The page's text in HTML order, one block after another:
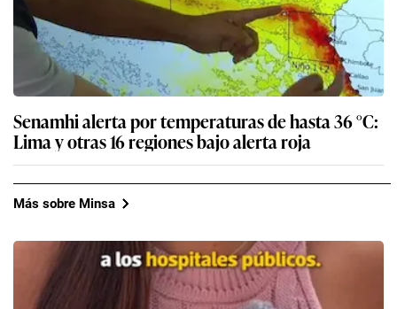
Senamhi alerta por temperaturas de hasta 36 °C:
Lima y otras 16 regiones bajo alerta roja
Más sobre Minsa